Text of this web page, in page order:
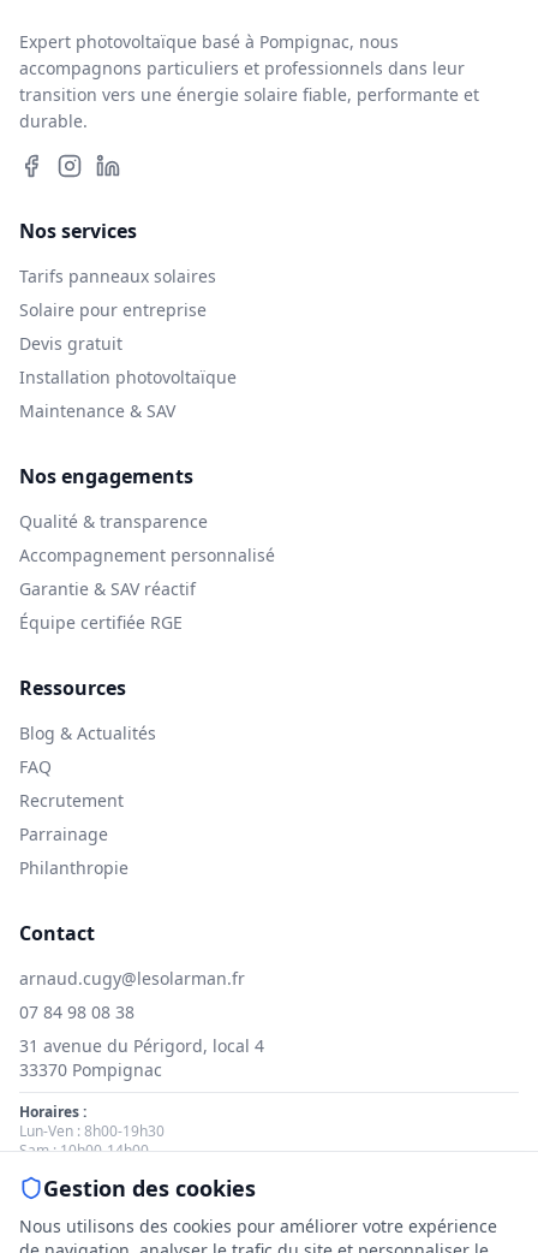
Expert photovoltaïque basé à Pompignac, nous
accompagnons particuliers et professionnels dans leur
transition vers une énergie solaire fiable, performante et
durable.
Nos services
Tarifs panneaux solaires
Solaire pour entreprise
Devis gratuit
Installation photovoltaïque
Maintenance & SAV
Nos engagements
Qualité & transparence
Accompagnement personnalisé
Garantie & SAV réactif
Équipe certifiée RGE
Ressources
Blog & Actualités
FAQ
Recrutement
Parrainage
Philanthropie
Contact
arnaud.cugy@lesolarman.fr
07 84 98 08 38
31 avenue du Périgord, local 4
33370 Pompignac
Horaires :
Lun-Ven : 8h00-19h30
Sam : 10h00-14h00
Nous contacter
Gestion des cookies
Nous utilisons des cookies pour améliorer votre expérience